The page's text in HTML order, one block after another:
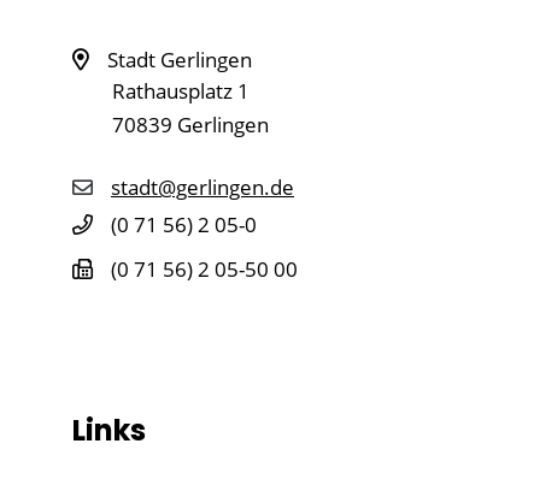
Stadt Gerlingen
Rathausplatz 1
70839 Gerlingen
stadt@gerlingen.de
(0 71 56) 2 05-0
(0 71 56) 2 05-50 00
Links